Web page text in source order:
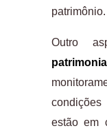
patrimônio.
Outro
estão em